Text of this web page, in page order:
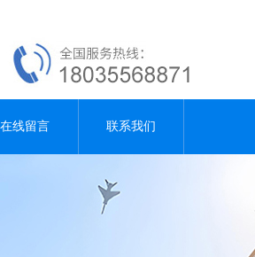
在线留言 联系我们